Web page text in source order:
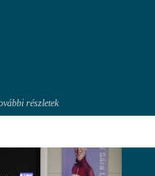
részletek